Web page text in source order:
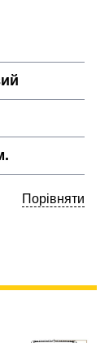
Порівняти